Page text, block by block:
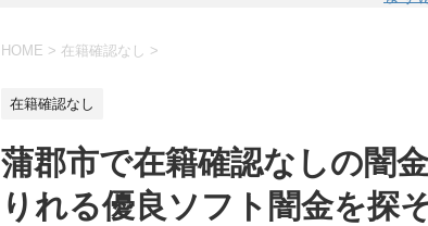
HOME > 在籍確認なし >
在籍確認なし
蒲郡市で在籍確認なしの闇
りれる優良ソフト闇金を探